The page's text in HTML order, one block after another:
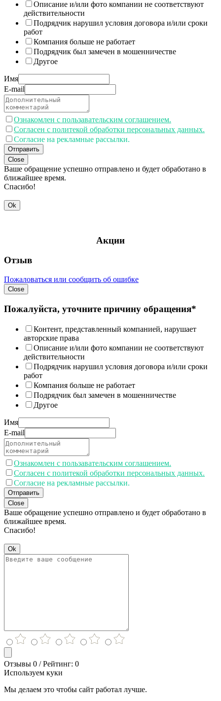
Описание и/или фото компании не соответствуют
действительности
Подрядчик нарушил условия договора и/или сроки
работ
Компания больше не работает
Подрядчик был замечен в мошенничестве
Другое
Имя
E-mail
Ознакомлен с пользавательским соглашением.
Согласен с политекой обработки персональных данных.
Согласие на рекламные рассылки.
Отправить
Close
Ваше обращение успешно отправлено и будет обработано в
ближайшее время.
Спасибо!
Ok
Акции
Отзыв
Пожаловаться или сообщить об ошибке
Close
Пожалуйста, уточните причину обращения*
Контент, представленный компанией, нарушает
авторские права
Описание и/или фото компании не соответствуют
действительности
Подрядчик нарушил условия договора и/или сроки
работ
Компания больше не работает
Подрядчик был замечен в мошенничестве
Другое
Имя
E-mail
Ознакомлен с пользавательским соглашением.
Согласен с политекой обработки персональных данных.
Согласие на рекламные рассылки.
Отправить
Close
Ваше обращение успешно отправлено и будет обработано в
ближайшее время.
Спасибо!
Ok
Отзывы 0 / Рейтинг: 0
Используем куки
Мы делаем это чтобы сайт работал лучше.